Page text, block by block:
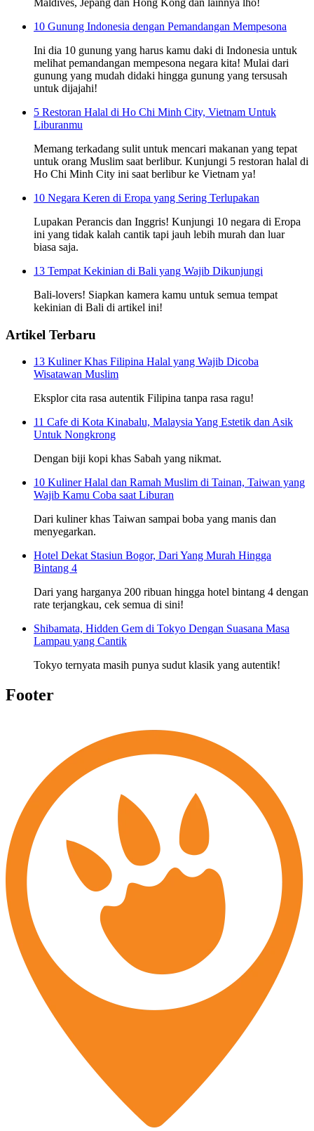
Maldives, Jepang dan Hong Kong dan lainnya lho!
10 Gunung Indonesia dengan Pemandangan Mempesona
Ini dia 10 gunung yang harus kamu daki di Indonesia untuk
melihat pemandangan mempesona negara kita! Mulai dari
gunung yang mudah didaki hingga gunung yang tersusah
untuk dijajahi!
5 Restoran Halal di Ho Chi Minh City, Vietnam Untuk
Liburanmu
Memang terkadang sulit untuk mencari makanan yang tepat
untuk orang Muslim saat berlibur. Kunjungi 5 restoran halal di
Ho Chi Minh City ini saat berlibur ke Vietnam ya!
10 Negara Keren di Eropa yang Sering Terlupakan
Lupakan Perancis dan Inggris! Kunjungi 10 negara di Eropa
ini yang tidak kalah cantik tapi jauh lebih murah dan luar
biasa saja.
13 Tempat Kekinian di Bali yang Wajib Dikunjungi
Bali-lovers! Siapkan kamera kamu untuk semua tempat
kekinian di Bali di artikel ini!
Artikel Terbaru
13 Kuliner Khas Filipina Halal yang Wajib Dicoba
Wisatawan Muslim
Eksplor cita rasa autentik Filipina tanpa rasa ragu!
11 Cafe di Kota Kinabalu, Malaysia Yang Estetik dan Asik
Untuk Nongkrong
Dengan biji kopi khas Sabah yang nikmat.
10 Kuliner Halal dan Ramah Muslim di Tainan, Taiwan yang
Wajib Kamu Coba saat Liburan
Dari kuliner khas Taiwan sampai boba yang manis dan
menyegarkan.
Hotel Dekat Stasiun Bogor, Dari Yang Murah Hingga
Bintang 4
Dari yang harganya 200 ribuan hingga hotel bintang 4 dengan
rate terjangkau, cek semua di sini!
Shibamata, Hidden Gem di Tokyo Dengan Suasana Masa
Lampau yang Cantik
Tokyo ternyata masih punya sudut klasik yang autentik!
Footer